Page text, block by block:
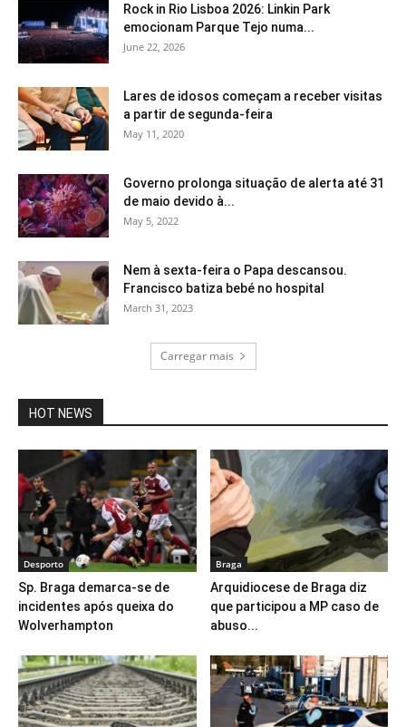
Rock in Rio Lisboa 2026: Linkin Park
emocionam Parque Tejo numa...
June 22, 2026
Lares de idosos começam a receber visitas
a partir de segunda-feira
May 11, 2020
Governo prolonga situação de alerta até 31
de maio devido à...
May 5, 2022
Nem à sexta-feira o Papa descansou.
Francisco batiza bebé no hospital
March 31, 2023
Carregar mais
HOT NEWS
Desporto
Sp. Braga demarca-se de
incidentes após queixa do
Wolverhampton
Braga
Arquidiocese de Braga diz
que participou a MP caso de
abuso...